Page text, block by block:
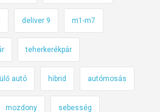
deliver 9 m1-m7
teherkerékpár
autó hibrid autómosás
mozdony sebesség